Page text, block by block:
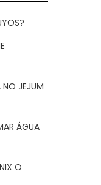
JEJUM
ÁGUA
O